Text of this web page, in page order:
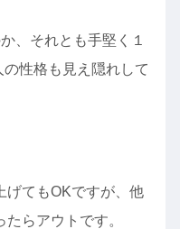
、それとも手堅く１
性格も見え隠れして
げてもOKですが、他
らアウトです。